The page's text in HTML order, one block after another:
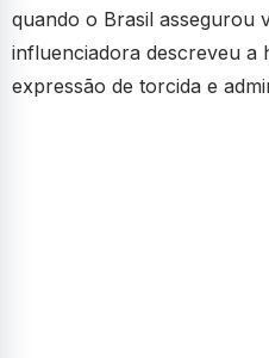
quando o Brasil assegurou
influenciadora descreveu a
expressão de torcida e